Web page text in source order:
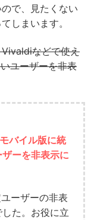
で、見たくない
しまいます。
などで使え
ユーザーを非表
バイル版に統
ーを非表示に
ーザーの非表
た。お役に立